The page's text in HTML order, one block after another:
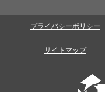
プライバシーポリシー
サイトマップ